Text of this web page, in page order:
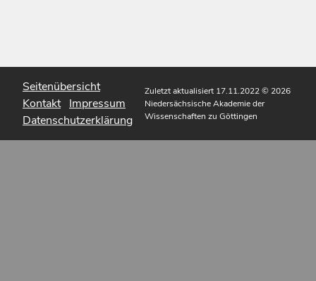
Seitenübersicht
Kontakt Impressum
Datenschutzerklärung
Zuletzt aktualisiert 17.11.2022© 2026
Niedersächsische Akademie der
Wissenschaften zu Göttingen